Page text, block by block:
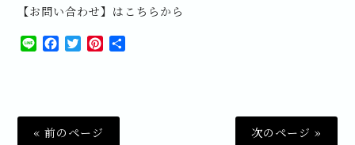
【お問い合わせ】はこちらから
LineFacebook
TwitterPinterest
共
« 前のページ 次のページ »